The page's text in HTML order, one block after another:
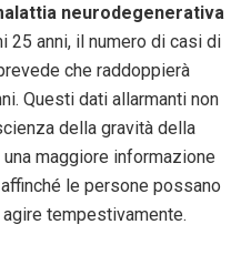
neurodegenerativa
25 anni, il numero di casi di
che raddoppierà
Questi dati allarmanti non
della gravità della
maggiore informazione
le persone possano
tempestivamente.